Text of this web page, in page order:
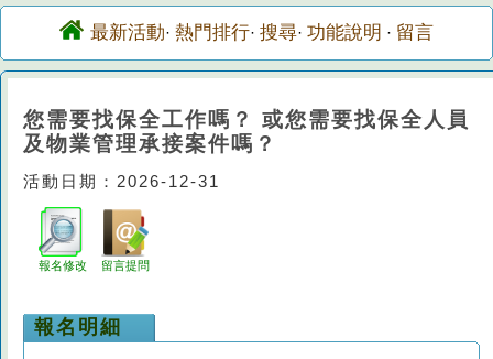
最新活動· 熱門排行· 搜尋· 功能說明 · 留言
您需要找保全工作嗎？ 或您需要找保全人員
及物業管理承接案件嗎？
活動日期：2026-12-31
報名修改 留言提問
報名明細